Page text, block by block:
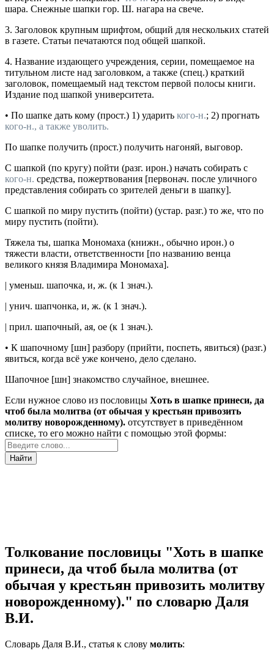
шара. Снежные шапки гор. Ш. нагара на свече.
3. Заголовок крупным шрифтом, общий для нескольких статей
в газете. Статьи печатаются под общей шапкой.
4. Название издающего учреждения, серии, помещаемое на
титульном листе над заголовком, а также (спец.) краткий
заголовок, помещаемый над текстом первой полосы книги.
Издание под шапкой университета.
• По шапке дать кому (прост.) 1) ударить кого-н.; 2) прогнать
кого-н., а также уволить.
По шапке получить (прост.) получить нагоняй, выговор.
С шапкой (по кругу) пойти (разг. ирон.) начать собирать с
кого-н. средства, пожертвования [первонач. после уличного
представления собирать со зрителей деньги в шапку].
С шапкой по миру пустить (пойти) (устар. разг.) то же, что по
миру пустить (пойти).
Тяжела ты, шапка Мономаха (книжн., обычно ирон.) о
тяжести власти, ответственности [по названию венца
великого князя Владимира Мономаха].
| уменьш. шапочка, и, ж. (к 1 знач.).
| унич. шапчонка, и, ж. (к 1 знач.).
| прил. шапочный, ая, ое (к 1 знач.).
• К шапочному [шн] разбору (прийти, поспеть, явиться) (разг.)
явиться, когда всё уже кончено, дело сделано.
Шапочное [шн] знакомство случайное, внешнее.
Если нужное слово из пословицы Хоть в шапке принеси, да
чтоб была молитва (от обычая у крестьян привозить
молитву новорожденному). отсутствует в приведённом
списке, то его можно найти с помощью этой формы:
Найти
Толкование пословицы "Хоть в шапке
принеси, да чтоб была молитва (от
обычая у крестьян привозить молитву
новорожденному)." по словарю Даля
В.И.
Словарь Даля В.И., статья к слову молить: